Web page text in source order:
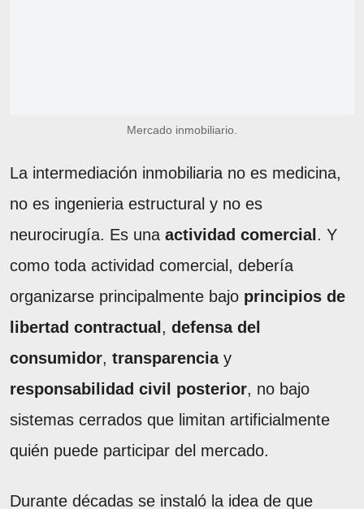
Mercado inmobiliario.
La intermediación inmobiliaria no es medicina,
no es ingenieria estructural y no es
neurocirugía. Es una actividad comercial . Y
como toda actividad comercial, debería
organizarse principalmente bajo principios de
libertad contractual , defensa del
consumidor, transparenciay
responsabilidad civil posterior, no bajo
sistemas cerrados que limitan artificialmente
quién puede participar del mercado.
Durante décadas se instaló la idea de que